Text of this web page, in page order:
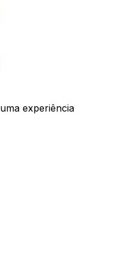
uma experiência